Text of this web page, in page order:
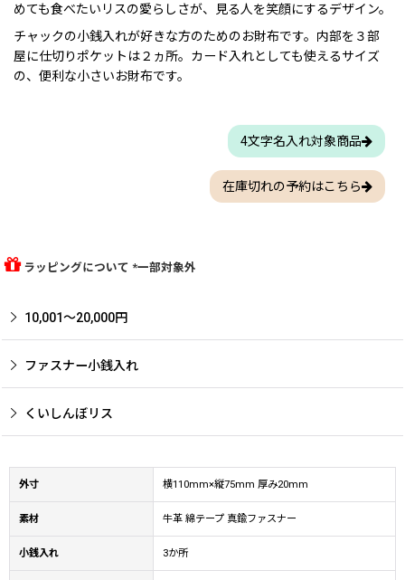
めても食べたいリスの愛らしさが、見る人を笑顔にするデザイン。
チャックの小銭入れが好きな方のためのお財布です。内部を３部
屋に仕切りポケットは２ヵ所。カード入れとしても使えるサイズ
の、便利な小さいお財布です。
4文字名入れ対象商品
在庫切れの予約はこちら
ラッピングについて *一部対象外
10,001〜20,000円
ファスナー小銭入れ
くいしんぼリス
外寸 横110mm×縦75mm 厚み20mm
素材 牛革 綿テープ 真鍮ファスナー
小銭入れ 3か所